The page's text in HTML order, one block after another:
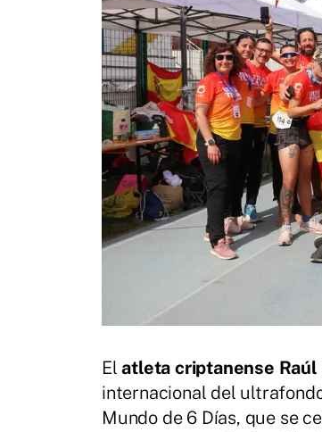
Elatleta criptanense Raúl
internacional del
Mundo de 6 Días, que se